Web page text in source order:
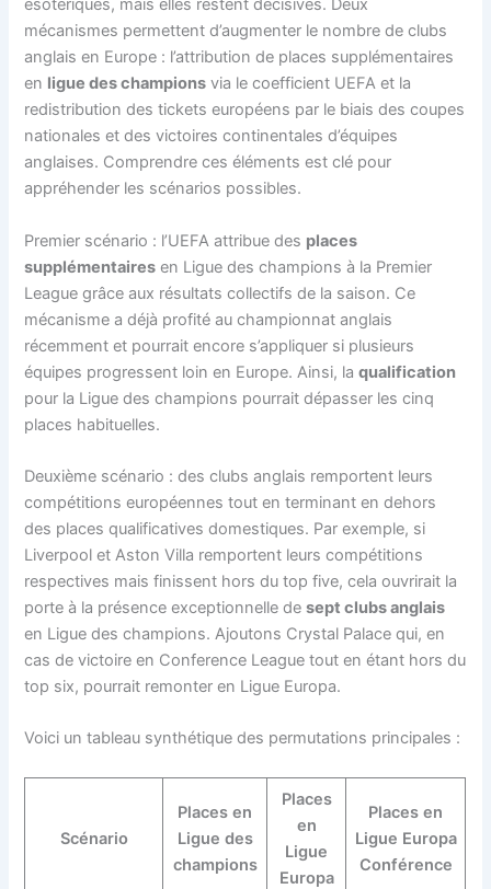
ésotériques, mais elles restent décisives. Deux
mécanismes permettent d’augmenter le nombre de clubs
anglais en Europe : l’attribution de places supplémentaires
en ligue des champions via le coefficient UEFA et la
redistribution des tickets européens par le biais des coupes
nationales et des victoires continentales d’équipes
anglaises. Comprendre ces éléments est clé pour
appréhender les scénarios possibles.
Premier scénario : l’UEFA attribue des places
supplémentaires en Ligue des champions à la Premier
League grâce aux résultats collectifs de la saison. Ce
mécanisme a déjà profité au championnat anglais
récemment et pourrait encore s’appliquer si plusieurs
équipes progressent loin en Europe. Ainsi, laqualification
pour la Ligue des champions pourrait dépasser les cinq
places habituelles.
Deuxième scénario : des clubs anglais remportent leurs
compétitions européennes tout en terminant en dehors
des places qualificatives domestiques. Par exemple, si
Liverpool et Aston Villa remportent leurs compétitions
respectives mais finissent hors du top five, cela ouvrirait la
porte à la présence exceptionnelle desept clubs anglais
en Ligue des champions. Ajoutons Crystal Palace qui, en
cas de victoire en Conference League tout en étant hors du
top six, pourrait remonter en Ligue Europa.
Voici un tableau synthétique des permutations principales :
Scénario
Places en
Ligue des
champions
Places
en
Ligue
Europa
Places en
Ligue Europa
Conférence